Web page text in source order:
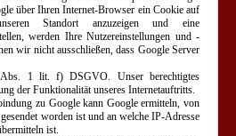
über Ihren Internet-Browser ein Cookie auf
Standort anzuzeigen und eine
werden Ihre Nutzereinstellungen und -
wir nicht ausschließen, dass Google Server
1 lit. f) DSGVO. Unser berechtigtes
der Funktionalität unseres Internetauftritts.
zu Google kann Google ermitteln, von
worden ist und an welche IP-Adresse
ist.